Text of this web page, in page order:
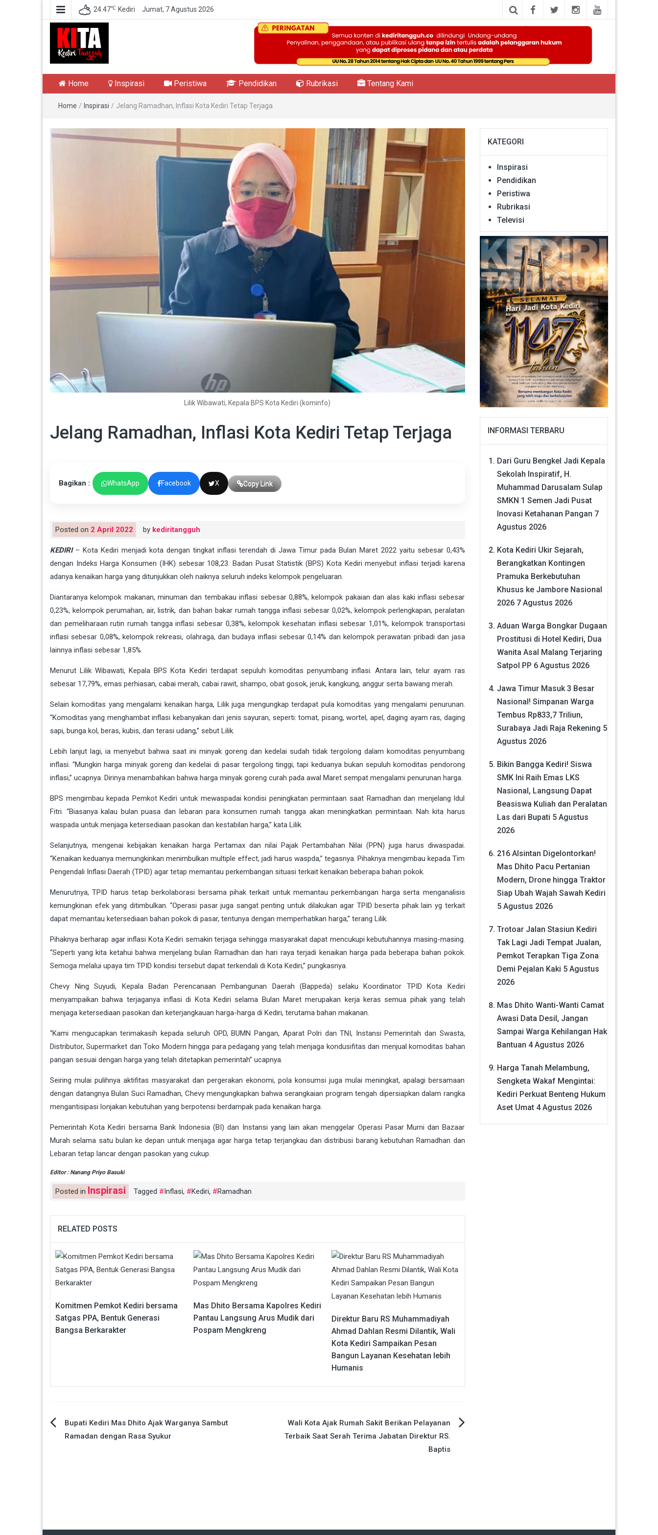
24.47℃ Kediri Jumat, 7 Agustus 2026
Kediri Tangguh
Home Inspirasi Peristiwa Pendidikan Rubrikasi Tentang Kami
Home / Inspirasi / Jelang Ramadhan, Inflasi Kota Kediri Tetap Terjaga
Lilik Wibawati, Kepala BPS Kota Kediri (kominfo)
Jelang Ramadhan, Inflasi Kota Kediri Tetap Terjaga
Bagikan : WhatsApp Facebook X Copy Link
Posted on 2 April 2022 by kediritangguh
KEDIRI– Kota Kediri menjadi kota dengan tingkat inflasi terendah di Jawa Timur pada Bulan Maret 2022 yaitu sebesar 0,43%
dengan Indeks Harga Konsumen (IHK) sebesar 108,23. Badan Pusat Statistik (BPS) Kota Kediri menyebut inflasi terjadi karena
adanya kenaikan harga yang ditunjukkan oleh naiknya seluruh indeks kelompok pengeluaran.
Diantaranya kelompok makanan, minuman dan tembakau inflasi sebesar 0,88%, kelompok pakaian dan alas kaki inflasi sebesar
0,23%, kelompok perumahan, air, listrik, dan bahan bakar rumah tangga inflasi sebesar 0,02%, kelompok perlengkapan, peralatan
dan pemeliharaan rutin rumah tangga inflasi sebesar 0,38%, kelompok kesehatan inflasi sebesar 1,01%, kelompok transportasi
inflasi sebesar 0,08%, kelompok rekreasi, olahraga, dan budaya inflasi sebesar 0,14% dan kelompok perawatan pribadi dan jasa
lainnya inflasi sebesar 1,85%.
Menurut Lilik Wibawati, Kepala BPS Kota Kediri terdapat sepuluh komoditas penyumbang inflasi. Antara lain, telur ayam ras
sebesar 17,79%, emas perhiasan, cabai merah, cabai rawit, shampo, obat gosok, jeruk, kangkung, anggur serta bawang merah.
Selain komoditas yang mengalami kenaikan harga, Lilik juga mengungkap terdapat pula komoditas yang mengalami penurunan.
“Komoditas yang menghambat inflasi kebanyakan dari jenis sayuran, seperti: tomat, pisang, wortel, apel, daging ayam ras, daging
sapi, bunga kol, beras, kubis, dan terasi udang,” sebut Lilik.
Lebih lanjut lagi, ia menyebut bahwa saat ini minyak goreng dan kedelai sudah tidak tergolong dalam komoditas penyumbang
inflasi. “Mungkin harga minyak goreng dan kedelai di pasar tergolong tinggi, tapi keduanya bukan sepuluh komoditas pendorong
inflasi,” ucapnya. Dirinya menambahkan bahwa harga minyak goreng curah pada awal Maret sempat mengalami penurunan harga.
BPS mengimbau kepada Pemkot Kediri untuk mewaspadai kondisi peningkatan permintaan saat Ramadhan dan menjelang Idul
Fitri. “Biasanya kalau bulan puasa dan lebaran para konsumen rumah tangga akan meningkatkan permintaan. Nah kita harus
waspada untuk menjaga ketersediaan pasokan dan kestabilan harga,” kata Lilik.
Selanjutnya, mengenai kebijakan kenaikan harga Pertamax dan nilai Pajak Pertambahan Nilai (PPN) juga harus diwaspadai.
“Kenaikan keduanya memungkinkan menimbulkan multiple effect, jadi harus waspda,” tegasnya. Pihaknya mengimbau kepada Tim
Pengendali Inflasi Daerah (TPID) agar tetap memantau perkembangan situasi terkait kenaikan beberapa bahan pokok.
Menurutnya, TPID harus tetap berkolaborasi bersama pihak terkait untuk memantau perkembangan harga serta menganalisis
kemungkinan efek yang ditimbulkan. “Operasi pasar juga sangat penting untuk dilakukan agar TPID beserta pihak lain yg terkait
dapat memantau ketersediaan bahan pokok di pasar, tentunya dengan memperhatikan harga,” terang Lilik.
Pihaknya berharap agar inflasi Kota Kediri semakin terjaga sehingga masyarakat dapat mencukupi kebutuhannya masing-masing.
“Seperti yang kita ketahui bahwa menjelang bulan Ramadhan dan hari raya terjadi kenaikan harga pada beberapa bahan pokok.
Semoga melalui upaya tim TPID kondisi tersebut dapat terkendali di Kota Kediri,” pungkasnya.
Chevy Ning Suyudi, Kepala Badan Perencanaan Pembangunan Daerah (Bappeda) selaku Koordinator TPID Kota Kediri
menyampaikan bahwa terjaganya inflasi di Kota Kediri selama Bulan Maret merupakan kerja keras semua pihak yang telah
menjaga ketersediaan pasokan dan keterjangkauan harga-harga di Kediri, terutama bahan makanan.
“Kami mengucapkan terimakasih kepada seluruh OPD, BUMN Pangan, Aparat Polri dan TNI, Instansi Pemerintah dan Swasta,
Distributor, Supermarket dan Toko Modern hingga para pedagang yang telah menjaga kondusifitas dan menjual komoditas bahan
pangan sesuai dengan harga yang telah ditetapkan pemerintah” ucapnya.
Seiring mulai pulihnya aktifitas masyarakat dan pergerakan ekonomi, pola konsumsi juga mulai meningkat, apalagi bersamaan
dengan datangnya Bulan Suci Ramadhan, Chevy mengungkapkan bahwa serangkaian program tengah dipersiapkan dalam rangka
mengantisipasi lonjakan kebutuhan yang berpotensi berdampak pada kenaikan harga.
Pemerintah Kota Kediri bersama Bank Indonesia (BI) dan Instansi yang lain akan menggelar Operasi Pasar Murni dan Bazaar
Murah selama satu bulan ke depan untuk menjaga agar harga tetap terjangkau dan distribusi barang kebutuhan Ramadhan dan
Lebaran tetap lancar dengan pasokan yang cukup.
Editor : Nanang Priyo Basuki
Posted in Inspirasi Tagged Inflasi, Kediri, Ramadhan
RELATED POSTS
Komitmen Pemkot Kediri bersama
Satgas PPA, Bentuk Generasi
Bangsa Berkarakter
Mas Dhito Bersama Kapolres Kediri
Pantau Langsung Arus Mudik dari
Pospam Mengkreng
Direktur Baru RS Muhammadiyah
Ahmad Dahlan Resmi Dilantik, Wali
Kota Kediri Sampaikan Pesan
Bangun Layanan Kesehatan lebih
Humanis
Navigasi
Bupati Kediri Mas Dhito Ajak Warganya Sambut
Ramadan dengan Rasa Syukur
Wali Kota Ajak Rumah Sakit Berikan Pelayanan
Terbaik Saat Serah Terima Jabatan Direktur RS.
Baptis
KATEGORI
Inspirasi
Pendidikan
Peristiwa
Rubrikasi
Televisi
INFORMASI TERBARU
Dari Guru Bengkel Jadi Kepala
Sekolah Inspiratif, H.
Muhammad Darusalam Sulap
SMKN 1 Semen Jadi Pusat
Inovasi Ketahanan Pangan 7
Agustus 2026
Kota Kediri Ukir Sejarah,
Berangkatkan Kontingen
Pramuka Berkebutuhan
Khusus ke Jambore Nasional
2026 7 Agustus 2026
Aduan Warga Bongkar Dugaan
Prostitusi di Hotel Kediri, Dua
Wanita Asal Malang Terjaring
Satpol PP 6 Agustus 2026
Jawa Timur Masuk 3 Besar
Nasional! Simpanan Warga
Tembus Rp833,7 Triliun,
Surabaya Jadi Raja Rekening 5
Agustus 2026
Bikin Bangga Kediri! Siswa
SMK Ini Raih Emas LKS
Nasional, Langsung Dapat
Beasiswa Kuliah dan Peralatan
Las dari Bupati 5 Agustus
2026
216 Alsintan Digelontorkan!
Mas Dhito Pacu Pertanian
Modern, Drone hingga Traktor
Siap Ubah Wajah Sawah Kediri
5 Agustus 2026
Trotoar Jalan Stasiun Kediri
Tak Lagi Jadi Tempat Jualan,
Pemkot Terapkan Tiga Zona
Demi Pejalan Kaki 5 Agustus
2026
Mas Dhito Wanti-Wanti Camat
Awasi Data Desil, Jangan
Sampai Warga Kehilangan Hak
Bantuan 4 Agustus 2026
Harga Tanah Melambung,
Sengketa Wakaf Mengintai:
Kediri Perkuat Benteng Hukum
Aset Umat 4 Agustus 2026